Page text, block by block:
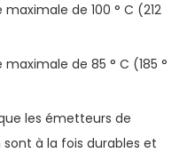
de 100 ° C (212
de 85 ° C (185 °
les émetteurs de
à la fois durables et